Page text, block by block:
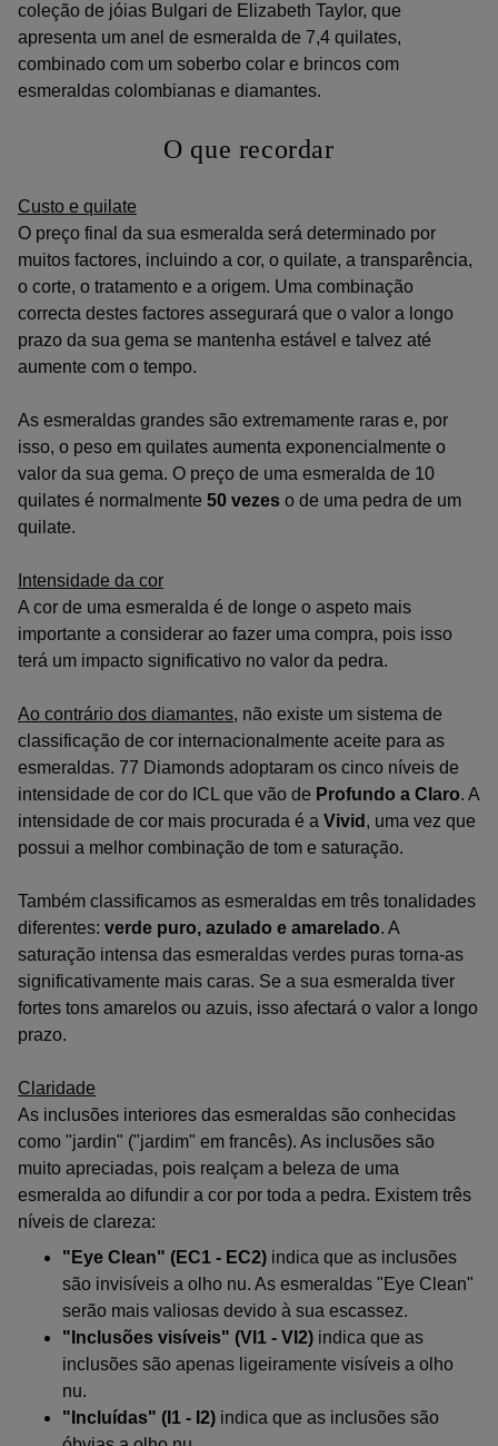
coleção de jóias Bulgari de Elizabeth Taylor, que
apresenta um anel de esmeralda de 7,4 quilates,
combinado com um soberbo colar e brincos com
esmeraldas colombianas e diamantes.
O que recordar
Custo e quilate
O preço final da sua esmeralda será determinado por
muitos factores, incluindo a cor, o quilate, a transparência,
o corte, o tratamento e a origem. Uma combinação
correcta destes factores assegurará que o valor a longo
prazo da sua gema se mantenha estável e talvez até
aumente com o tempo.
As esmeraldas grandes são extremamente raras e, por
isso, o peso em quilates aumenta exponencialmente o
valor da sua gema. O preço de uma esmeralda de 10
quilates é normalmente 50 vezes o de uma pedra de um
quilate.
Intensidade da cor
A cor de uma esmeralda é de longe o aspeto mais
importante a considerar ao fazer uma compra, pois isso
terá um impacto significativo no valor da pedra.
Ao contrário dos diamantes, não existe um sistema de
classificação de cor internacionalmente aceite para as
esmeraldas. 77 Diamonds adoptaram os cinco níveis de
intensidade de cor do ICL que vão de Profundo a Claro. A
intensidade de cor mais procurada é a Vivid , uma vez que
possui a melhor combinação de tom e saturação.
Também classificamos as esmeraldas em três tonalidades
diferentes: verde puro, azulado e amarelado. A
saturação intensa das esmeraldas verdes puras torna-as
significativamente mais caras. Se a sua esmeralda tiver
fortes tons amarelos ou azuis, isso afectará o valor a longo
prazo.
Claridade
As inclusões interiores das esmeraldas são conhecidas
como "jardin" ("jardim" em francês). As inclusões são
muito apreciadas, pois realçam a beleza de uma
esmeralda ao difundir a cor por toda a pedra. Existem três
níveis de clareza:
"Eye Clean" (EC1 - EC2) indica que as inclusões
são invisíveis a olho nu. As esmeraldas "Eye Clean"
serão mais valiosas devido à sua escassez.
"Inclusões visíveis" (VI1 - VI2) indica que as
inclusões são apenas ligeiramente visíveis a olho
nu.
"Incluídas" (I1 - I2) indica que as inclusões são